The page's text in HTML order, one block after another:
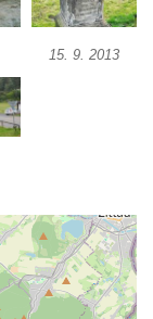
15. 9. 2013